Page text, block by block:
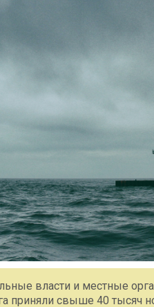
власти и местные
приняли свыше 40 тысяч